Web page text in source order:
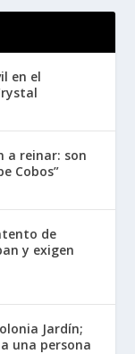
en el
a reinar: son
Cobos”
de
y exigen
Jardín;
una persona